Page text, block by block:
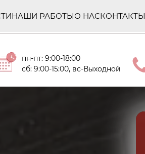
НАШИ РАБОТЫО НАСКОНТАКТЫ
пн-пт: 9:00-18:00
сб: 9:00-15:00, вс-Выходной